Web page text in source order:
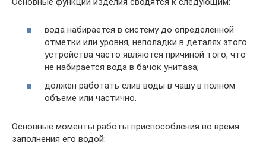
вода набирается в систему до определенной
отметки или уровня, неполадки в деталях этого
устройства часто являются причиной того, что
не набирается вода в бачок унитаза;
должен работать слив воды в чашу в полном
объеме или частично.
Основные моменты работы приспособления во время
заполнения его водой: